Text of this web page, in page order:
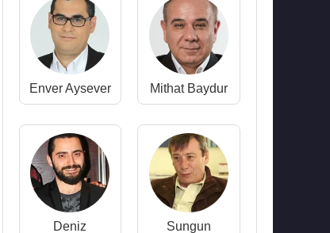
Enver Aysever Mithat Baydur
Deniz
Sungun